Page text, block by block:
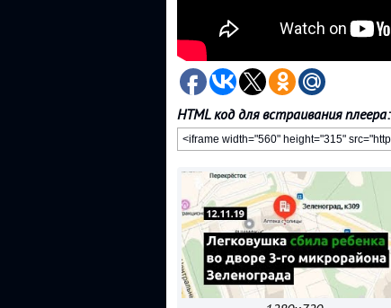
HTML код для встраивания плеера: